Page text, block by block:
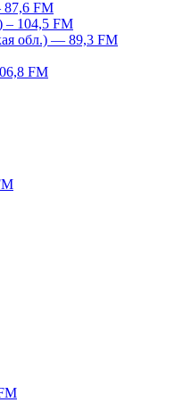
87,6 FM
– 104,5 FM
обл.) — 89,3 FM
FM